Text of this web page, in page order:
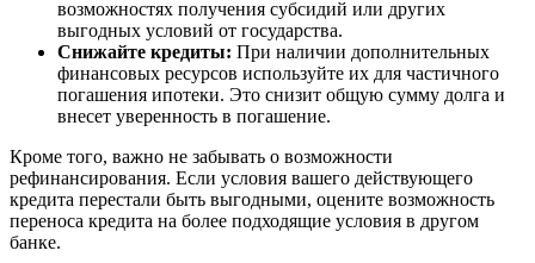
возможностях получения субсидий или других
выгодных условий от государства.
Снижайте кредиты: При наличии дополнительных
финансовых ресурсов используйте их для частичного
погашения ипотеки. Это снизит общую сумму долга и
внесет уверенность в погашение.
Кроме того, важно не забывать о возможности
рефинансирования. Если условия вашего действующего
кредита перестали быть выгодными, оцените возможность
переноса кредита на более подходящие условия в другом
банке.